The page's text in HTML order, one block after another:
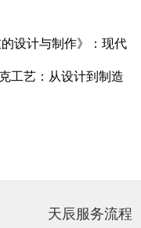
设计与制作》：现代
工艺：从设计到制造
天辰服务流程